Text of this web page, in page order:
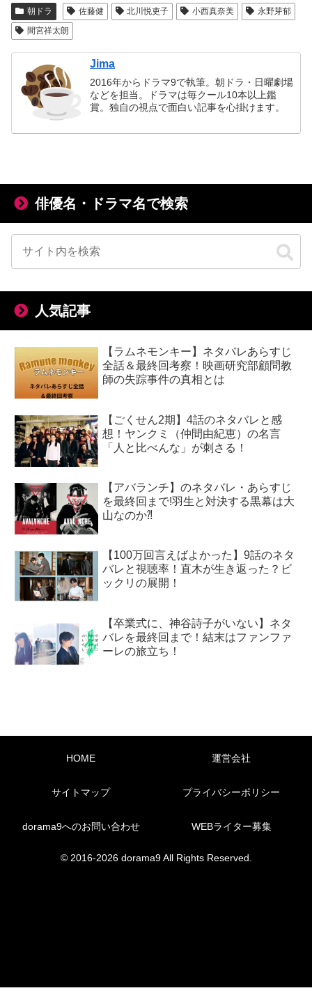
朝ドラ 佐藤健 北川悦吏子 小西真奈美
永野芽郁
間宮祥太朗
Jima
2016年からドラマ9で執筆。朝ドラ・日曜劇場
などを担当。ドラマは毎クール10本以上鑑
賞。独自の視点で面白い記事を心掛けます。
俳優名・ドラマ名で検索
人気記事
【ラムネモンキー】ネタバレあらすじ
全話＆最終回考察！映画研究部顧問教
師の失踪事件の真相とは
【ごくせん2期】4話のネタバレと感
想！ヤンクミ（仲間由紀恵）の名言
「人と比べんな」が刺さる！
【アバランチ】のネタバレ・あらすじ
を最終回まで!羽生と対決する黒幕は大
山なのか⁈
【100万回言えばよかった】9話のネタ
バレと視聴率！直木が生き返った？ビ
ックリの展開！
【卒業式に、神谷詩子がいない】ネタ
バレを最終回まで！結末はファンファ
ーレの旅立ち！
HOME 運営会社
サイトマップ プライバシーポリシー
dorama9へのお問い合わせ WEBライター募集
© 2016-2026 dorama9 All Rights Reserved.